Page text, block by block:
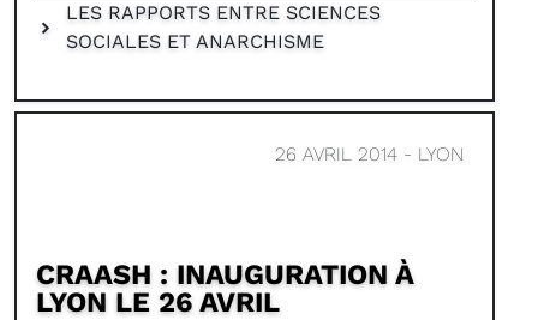
LES RAPPORTS ENTRE SCIENCES
SOCIALES ET ANARCHISME
26 AVRIL 2014 - LYON
CRAASH : INAUGURATION À
LYON LE 26 AVRIL